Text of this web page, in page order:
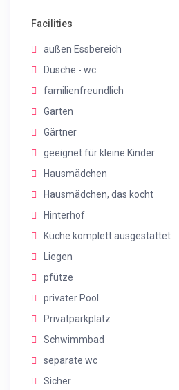
Facilities
außen Essbereich
Dusche - wc
familienfreundlich
Garten
Gärtner
geeignet für kleine Kinder
Hausmädchen
Hausmädchen, das kocht
Hinterhof
Küche komplett ausgestattet
Liegen
pfütze
privater Pool
Privatparkplatz
Schwimmbad
separate wc
Sicher